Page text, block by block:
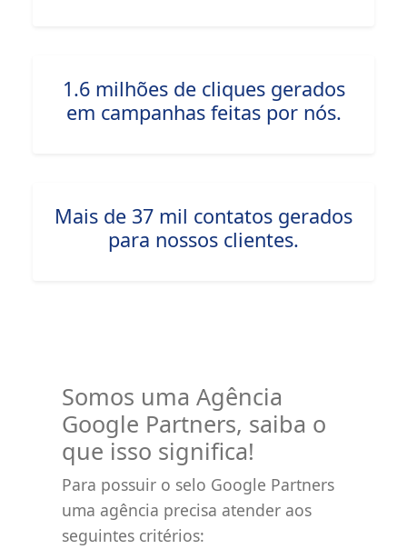
1.6 milhões de cliques gerados
em campanhas feitas por nós.
Mais de 37 mil contatos gerados
para nossos clientes.
Somos uma Agência
Google Partners, saiba o
que isso significa!
Para possuir o selo Google Partners
uma agência precisa atender aos
seguintes critérios: